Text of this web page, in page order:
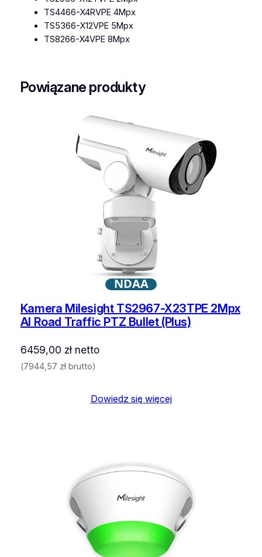
TS4466-X4RVPE 4Mpx
TS5366-X12VPE 5Mpx
TS8266-X4VPE 8Mpx
Powiązane produkty
NDAA
Kamera Milesight TS2967-X23TPE 2Mpx
AI Road Traffic PTZ Bullet (Plus)
6459,00 złnetto
(7944,57 złbrutto)
Dowiedz się więcej